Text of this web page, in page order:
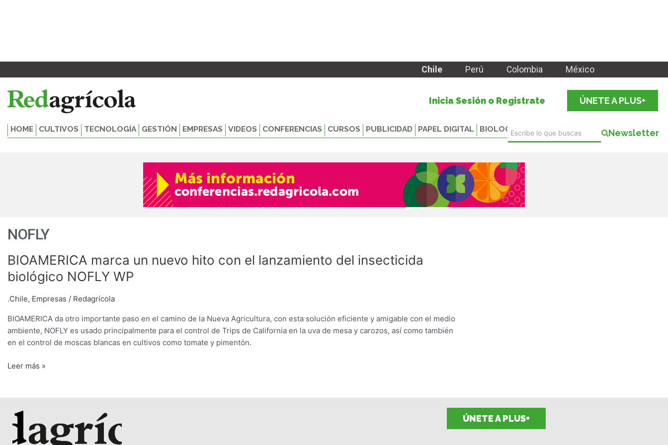
Chile Perú Colombia México
Inicia Sesión o Registrate ÚNETE A PLUS+
HOME CULTIVOS TECNOLOGÍA GESTIÓN EMPRESAS VIDEOS CONFERENCIAS CURSOS PUBLICIDAD PAPEL DIGITAL BIOLOGICALS Newsletter
NOFLY
BIOAMERICA marca un nuevo hito con el lanzamiento del insecticida
biológico NOFLY WP
.Chile, Empresas / Redagrícola
BIOAMERICA da otro importante paso en el camino de la Nueva Agricultura, con esta solución eficiente y amigable con el medio
ambiente, NOFLY es usado principalmente para el control de Trips de California en la uva de mesa y carozos, así como también
en el control de moscas blancas en cultivos como tomate y pimentón.
BIOAMERICA
marca
un
hito
con
el
lanzamiento
insecticida
WP
Leer más »
ÚNETE A PLUS+